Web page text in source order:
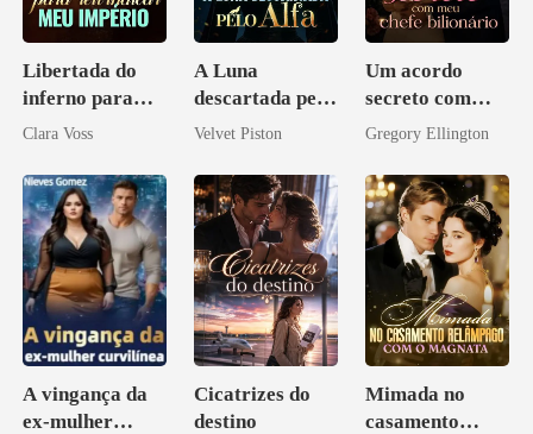
Libertada do
inferno para
reivindicar meu
Clara Voss
A Luna
descartada pelo
Alfa
Velvet Piston
Um acordo
secreto com
meu chefe
Gregory Ellington
A vingança da
ex-mulher
Cicatrizes do
destino
Mimada no
casamento